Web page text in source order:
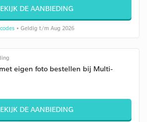
DE AANBIEDING
• Geldig t/m Aug 2026
eigen foto bestellen bij Multi-
DE AANBIEDING